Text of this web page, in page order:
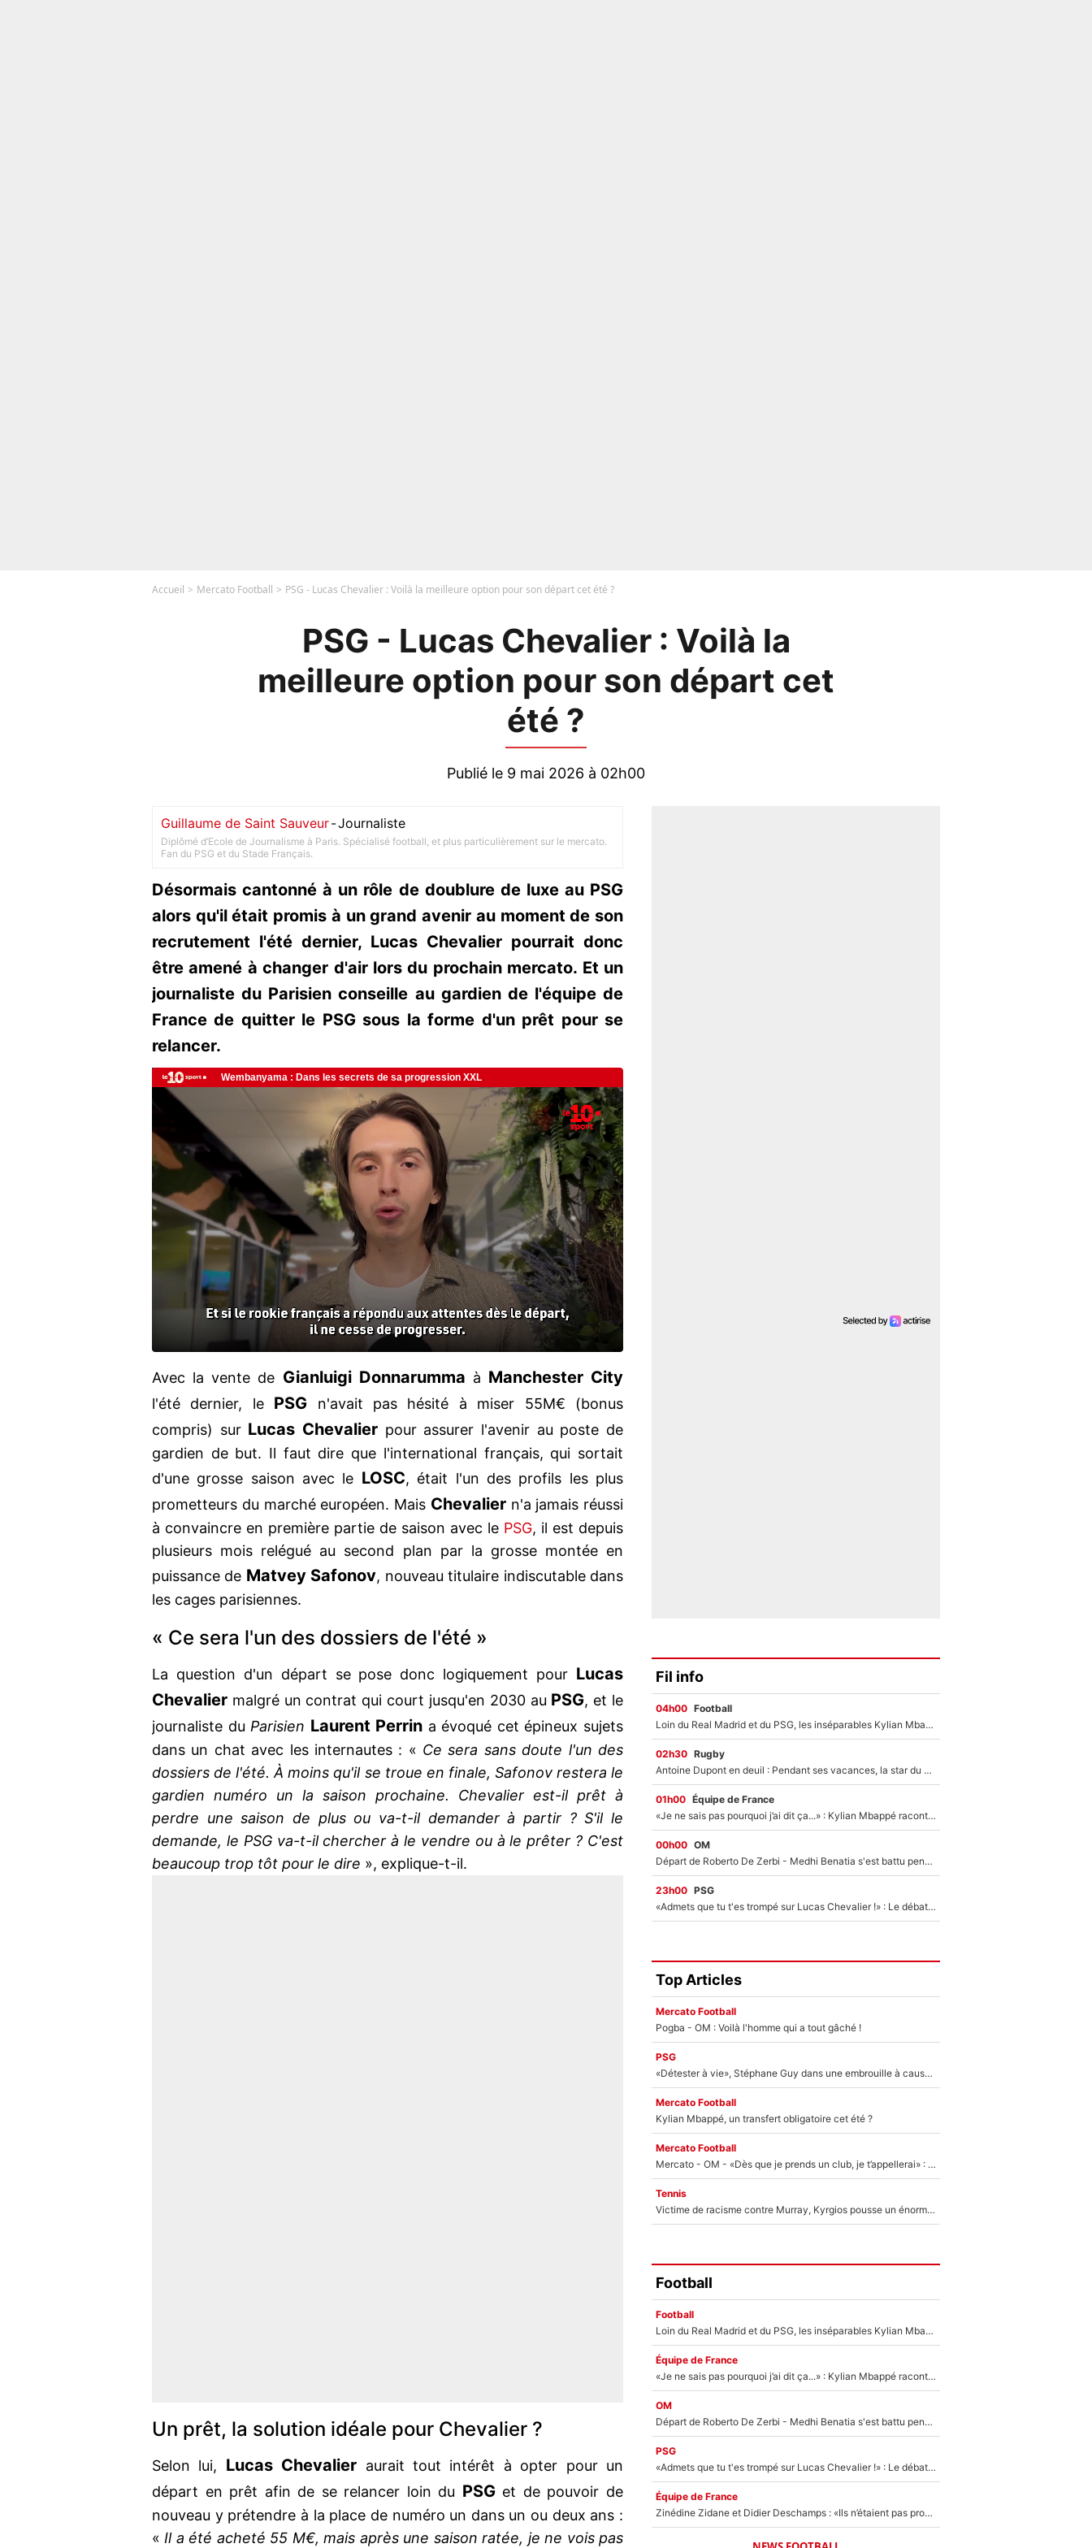
Accueil Mercato Football PSG - Lucas Chevalier : Voilà la meilleure option pour son départ cet été ?
PSG - Lucas Chevalier : Voilà la
meilleure option pour son départ cet
été ?
Publié le 9 mai 2026 à 02h00
Guillaume de Saint Sauveur-Journaliste
Diplômé d’Ecole de Journalisme à Paris. Spécialisé football, et plus particulièrement sur le mercato.
Fan du PSG et du Stade Français.
Désormais cantonné à un rôle de doublure de luxe au PSG
alors qu'il était promis à un grand avenir au moment de son
recrutement l'été dernier, Lucas Chevalier pourrait donc
être amené à changer d'air lors du prochain mercato. Et un
journaliste du Parisien conseille au gardien de l'équipe de
France de quitter le PSG sous la forme d'un prêt pour se
relancer.
Avec la vente de Gianluigi Donnarumma à Manchester City
l'été dernier, le PSG n'avait pas hésité à miser 55M€ (bonus
compris) sur Lucas Chevalier pour assurer l'avenir au poste de
gardien de but. Il faut dire que l'international français, qui sortait
d'une grosse saison avec le LOSC, était l'un des profils les plus
prometteurs du marché européen. Mais Chevaliern'a jamais réussi
à convaincre en première partie de saison avec le PSG, il est depuis
plusieurs mois relégué au second plan par la grosse montée en
puissance de Matvey Safonov, nouveau titulaire indiscutable dans
les cages parisiennes.
« Ce sera l'un des dossiers de l'été »
La question d'un départ se pose donc logiquement pour Lucas
Chevalier malgré un contrat qui court jusqu'en 2030 au PSG, et le
journaliste duParisien Laurent Perrin a évoqué cet épineux sujets
dans un chat avec les internautes : « Ce sera sans doute l'un des
dossiers de l'été. À moins qu'il se troue en finale, Safonov restera le
gardien numéro un la saison prochaine. Chevalier est-il prêt à
perdre une saison de plus ou va-t-il demander à partir ? S'il le
demande, le PSG va-t-il chercher à le vendre ou à le prêter ? C'est
beaucoup trop tôt pour le dire », explique-t-il.
Un prêt, la solution idéale pour Chevalier ?
Selon lui, Lucas Chevalier aurait tout intérêt à opter pour un
départ en prêt afin de se relancer loin du PSGet de pouvoir de
nouveau y prétendre à la place de numéro un dans un ou deux ans :
« Il a été acheté 55 M€, mais après une saison ratée, je ne vois pas
Fil info
04h00 Football
Loin du Real Madrid et du PSG, les inséparables Kylian Mbappé et Achraf Hakimi changent d'équipe le temps d'une journée !
02h30 Rugby
Antoine Dupont en deuil : Pendant ses vacances, la star du XV de France a perdu sa grand-mère
01h00 Équipe de France
«Je ne sais pas pourquoi j’ai dit ça...» : Kylian Mbappé raconte sa première rencontre avec Zinédine Zidane (et c’est très drôle)
00h00 OM
Départ de Roberto De Zerbi - Medhi Benatia s'est battu pendant six mois pour le retenir à l'OM, le PSG a été le naufrage de trop : «Je pars avec toi»
23h00 PSG
«Admets que tu t'es trompé sur Lucas Chevalier !» : Le débat sur le gardien du PSG vire au clash à l'After Foot
Top Articles
Mercato Football
Pogba - OM : Voilà l'homme qui a tout gâché !
PSG
«Détester à vie», Stéphane Guy dans une embrouille à cause du PSG !
Mercato Football
Kylian Mbappé, un transfert obligatoire cet été ?
Mercato Football
Mercato - OM - «Dès que je prends un club, je t’appellerai» : La promesse de Marcelino au moment de claquer la porte
Tennis
Victime de racisme contre Murray, Kyrgios pousse un énorme coup de gueule !
Football
Football
Loin du Real Madrid et du PSG, les inséparables Kylian Mbappé et Achraf Hakimi changent d'équipe le temps d'une journée !
Équipe de France
«Je ne sais pas pourquoi j’ai dit ça...» : Kylian Mbappé raconte sa première rencontre avec Zinédine Zidane (et c’est très drôle)
OM
Départ de Roberto De Zerbi - Medhi Benatia s'est battu pendant six mois pour le retenir à l'OM, le PSG a été le naufrage de trop : «Je pars avec toi»
PSG
«Admets que tu t'es trompé sur Lucas Chevalier !» : Le débat sur le gardien du PSG vire au clash à l'After Foot
Équipe de France
Zinédine Zidane et Didier Deschamps : «Ils n’étaient pas proches», les confidences d’un membre de l’équipe de France 1998 sur leur relation spéciale